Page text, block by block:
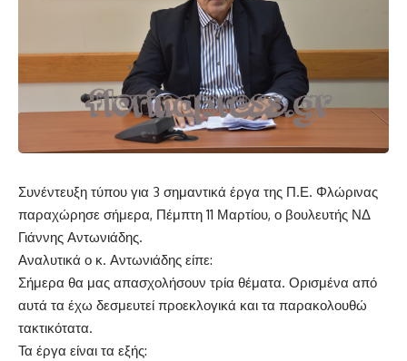
Συνέντευξη τύπου για 3 σημαντικά έργα της Π.Ε. Φλώρινας
παραχώρησε σήμερα, Πέμπτη 11 Μαρτίου, ο βουλευτής ΝΔ
Γιάννης Αντωνιάδης.
Αναλυτικά ο κ. Αντωνιάδης είπε:
Σήμερα θα μας απασχολήσουν τρία θέματα. Ορισμένα από
αυτά τα έχω δεσμευτεί προεκλογικά και τα παρακολουθώ
τακτικότατα.
Τα έργα είναι τα εξής: